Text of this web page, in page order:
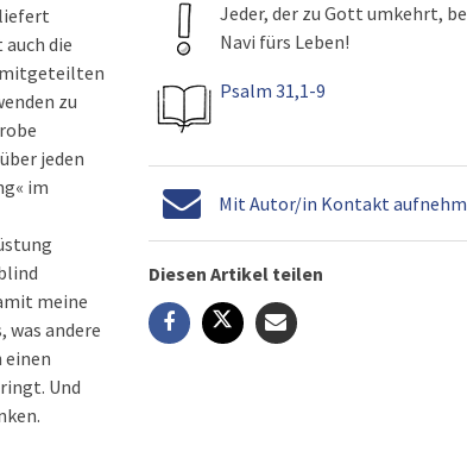
die
mitgeteilten
zu
jeden
im
meine
was andere
einen
Und
Jeder, der zu Gott umkehrt,
Navi fürs Leben!
Psalm 31,1-9
Mit Autor/in Kontakt
Diesen Artikel teilen